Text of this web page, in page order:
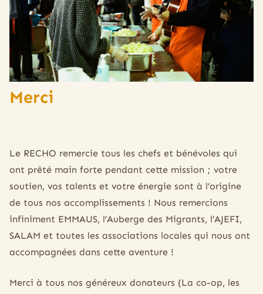
Merci
Le RECHO remercie tous les chefs et bénévoles qui
ont prêté main forte pendant cette mission ; votre
soutien, vos talents et votre énergie sont à l’origine
de tous nos accomplissements ! Nous remercions
infiniment EMMAUS, l’Auberge des Migrants, l’AJEFI,
SALAM et toutes les associations locales qui nous ont
accompagnées dans cette aventure !
Merci à tous nos généreux donateurs (La co-op, les